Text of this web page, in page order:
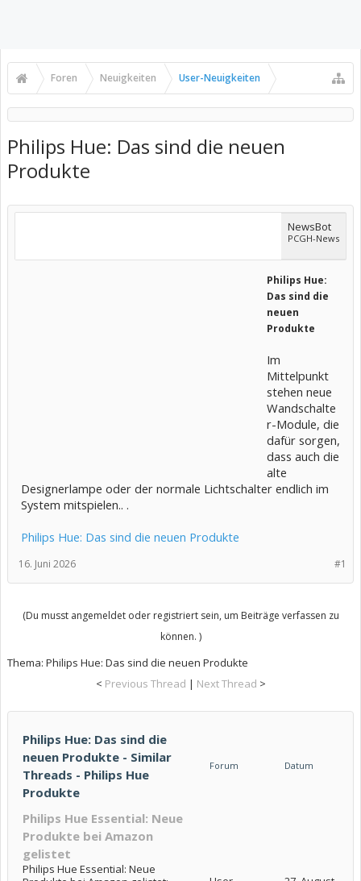
Foren Neuigkeiten User-Neuigkeiten
Philips Hue: Das sind die neuen
Produkte
NewsBot
PCGH-News
Philips Hue:
Das sind die
neuen
Produkte
Im
Mittelpunkt
stehen neue
Wandschalte
r-Module, die
dafür sorgen,
dass auch die
alte
Designerlampe oder der normale Lichtschalter endlich im
System mitspielen.. .
Philips Hue: Das sind die neuen Produkte
#1
16. Juni 2026
(Du musst angemeldet oder registriert sein, um Beiträge verfassen zu
können. )
Thema: Philips Hue: Das sind die neuen Produkte
< Previous Thread | Next Thread >
Philips Hue: Das sind die
neuen Produkte - Similar
Threads - Philips Hue
Produkte
Forum Datum
Philips Hue Essential: Neue
Produkte bei Amazon
gelistet
Philips Hue Essential: Neue